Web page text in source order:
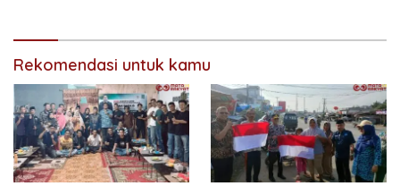
Rekomendasi untuk kamu